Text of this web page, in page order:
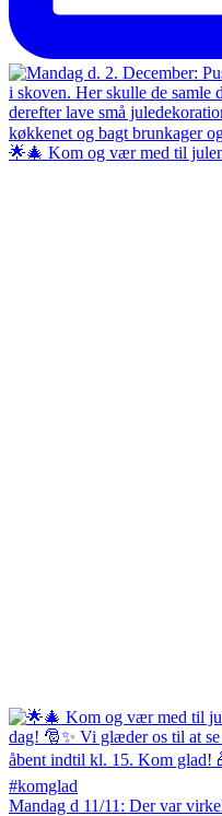
🌟🎄 Kom og vær med til
Mandag d 11/11: Der var